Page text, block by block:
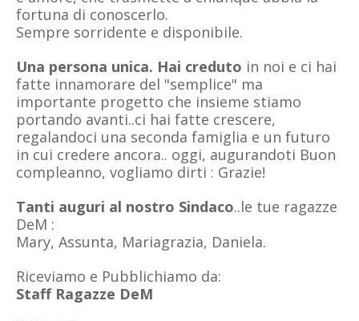
fortuna di conoscerlo.
Sempre sorridente e disponibile.
Una persona unica. Hai creduto in noi e ci hai
fatte innamorare del "semplice" ma
importante progetto che insieme stiamo
portando avanti..ci hai fatte crescere,
regalandoci una seconda famiglia e un futuro
in cui credere ancora.. oggi, augurandoti Buon
compleanno, vogliamo dirti : Grazie!
Tanti auguri al nostro Sindaco..le tue ragazze
DeM :
Mary, Assunta, Mariagrazia, Daniela.
Riceviamo e Pubblichiamo da:
Staff Ragazze DeM